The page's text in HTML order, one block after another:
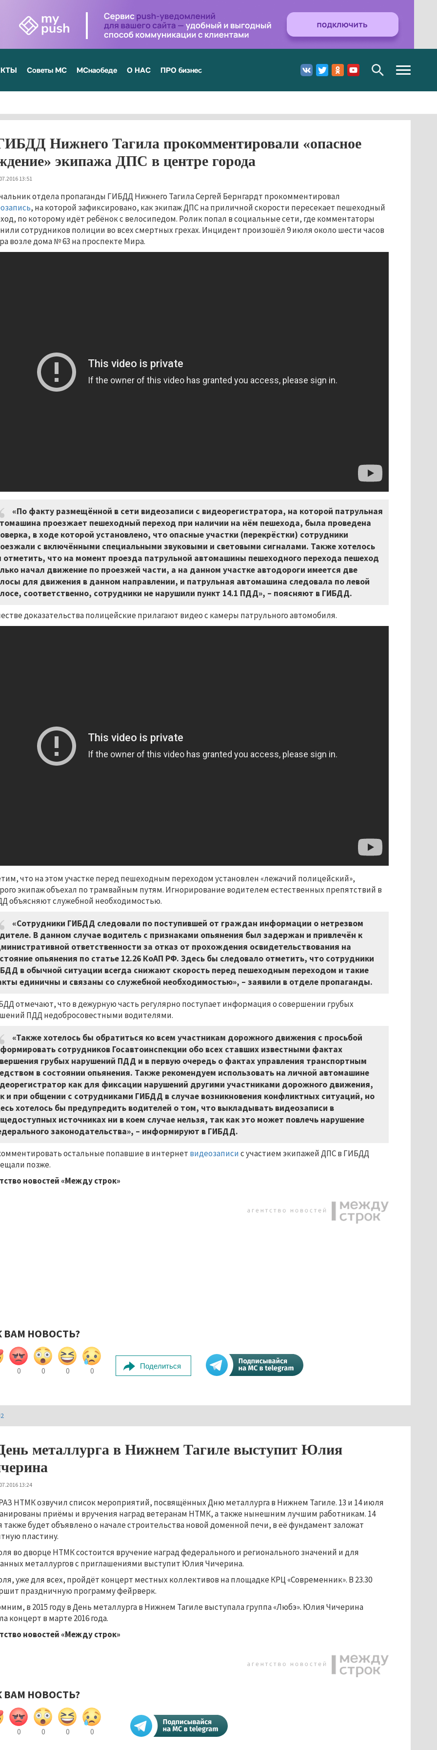
Советы МС МСнаобеде О НАС ПРО бизнес
Toggle
navigation
Нижнего Тагила прокомментировали «опасное
экипажа ДПС в центре города
13:51
отдела пропаганды ГИБДД Нижнего Тагила Сергей Бернгардт прокомментировал
, на которой зафиксировано, как экипаж ДПС на приличной скорости пересекает пешеходный
по которому идёт ребёнок с велосипедом. Ролик попал в социальные сети, где комментаторы
сотрудников полиции во всех смертных грехах. Инцидент произошёл 9 июля около шести часов
возле дома № 63 на проспекте Мира.
«По факту размещённой в сети видеозаписи с видеорегистратора, на которой патрульная
проезжает пешеходный переход при наличии на нём пешехода, была проведена
в ходе которой установлено, что опасные участки (перекрёстки) сотрудники
с включёнными специальными звуковыми и световыми сигналами. Также хотелось
отметить, что на момент проезда патрульной автомашины пешеходного перехода пешеход
начал движение по проезжей части, а на данном участке автодороги имеется две
для движения в данном направлении, и патрульная автомашина следовала по левой
соответственно, сотрудники не нарушили пункт 14.1 ПДД», – поясняют в ГИБДД.
доказательства полицейские прилагают видео с камеры патрульного автомобиля.
что на этом участке перед пешеходным переходом установлен «лежачий полицейский»,
экипаж объехал по трамвайным путям. Игнорирование водителем естественных препятствий в
объясняют служебной необходимостью.
«Сотрудники ГИБДД следовали по поступившей от граждан информации о нетрезвом
В данном случае водитель с признаками опьянения был задержан и привлечён к
ответственности за отказ от прохождения освидетельствования на
опьянения по статье 12.26 КоАП РФ. Здесь бы следовало отметить, что сотрудники
в обычной ситуации всегда снижают скорость перед пешеходным переходом и такие
единичны и связаны со служебной необходимостью», – заявили в отделе пропаганды.
отмечают, что в дежурную часть регулярно поступает информация о совершении грубых
ПДД недобросовестными водителями.
«Также хотелось бы обратиться ко всем участникам дорожного движения с просьбой
сотрудников Госавтоинспекции обо всех ставших известными фактах
грубых нарушений ПДД и в первую очередь о фактах управления транспортным
в состоянии опьянения. Также рекомендуем использовать на личной автомашине
как для фиксации нарушений другими участниками дорожного движения,
и при общении с сотрудниками ГИБДД в случае возникновения конфликтных ситуаций, но
хотелось бы предупредить водителей о том, что выкладывать видеозаписи в
источниках ни в коем случае нельзя, так как это может повлечь нарушение
законодательства», – информируют в ГИБДД.
остальные попавшие в интернет видеозаписис участием экипажей ДПС в ГИБДД
позже.
новостей «Между строк»
ВАМ НОВОСТЬ?
0 0 0 0
Поделиться
металлурга в Нижнем Тагиле выступит Юлия
13:24
НТМК озвучил список мероприятий, посвящённых Дню металлурга в Нижнем Тагиле. 13 и 14 июля
приёмы и вручения наград ветеранам НТМК, а также нынешним лучшим работникам. 14
также будет объявлено о начале строительства новой доменной печи, в её фундамент заложат
пластину.
во дворце НТМК состоится вручение наград федерального и регионального значений и для
металлургов с приглашениями выступит Юлия Чичерина.
уже для всех, пройдёт концерт местных коллективов на площадке КРЦ «Современник». В 23.30
праздничную программу фейрверк.
в 2015 году в День металлурга в Нижнем Тагиле выступала группа «Любэ». Юлия Чичерина
концерт в марте 2016 года.
новостей «Между строк»
ВАМ НОВОСТЬ?
0 0 0 0